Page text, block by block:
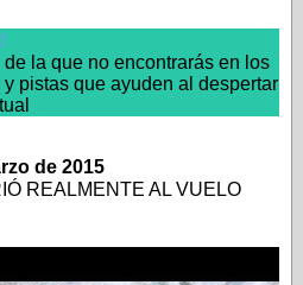
la que no encontrarás en los
pistas que ayuden al despertar
de 2015
REALMENTE AL VUELO